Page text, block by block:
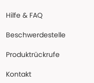
Hilfe & FAQ
Beschwerdestelle
Produktrückrufe
Kontakt